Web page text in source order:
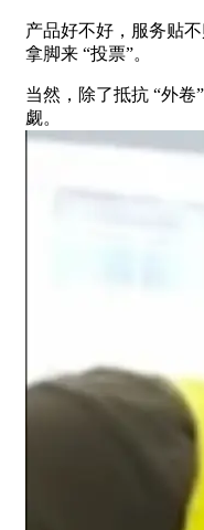
产品好不好，服务贴
拿脚来 “投票”。
当然，除了抵抗 “外
觑。